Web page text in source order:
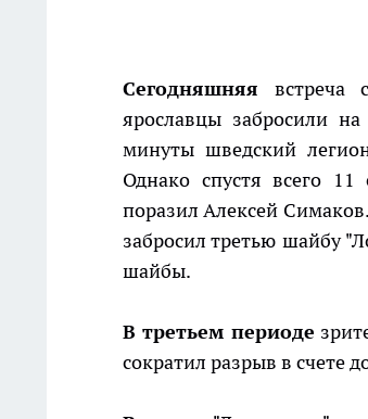
Сегодняшняя встреча
ярославцы забросили
минуты шведский
Однако спустя всего
поразил Алексей
забросил третью шайбу
шайбы.
В третьем периоде
сократил разрыв в счете